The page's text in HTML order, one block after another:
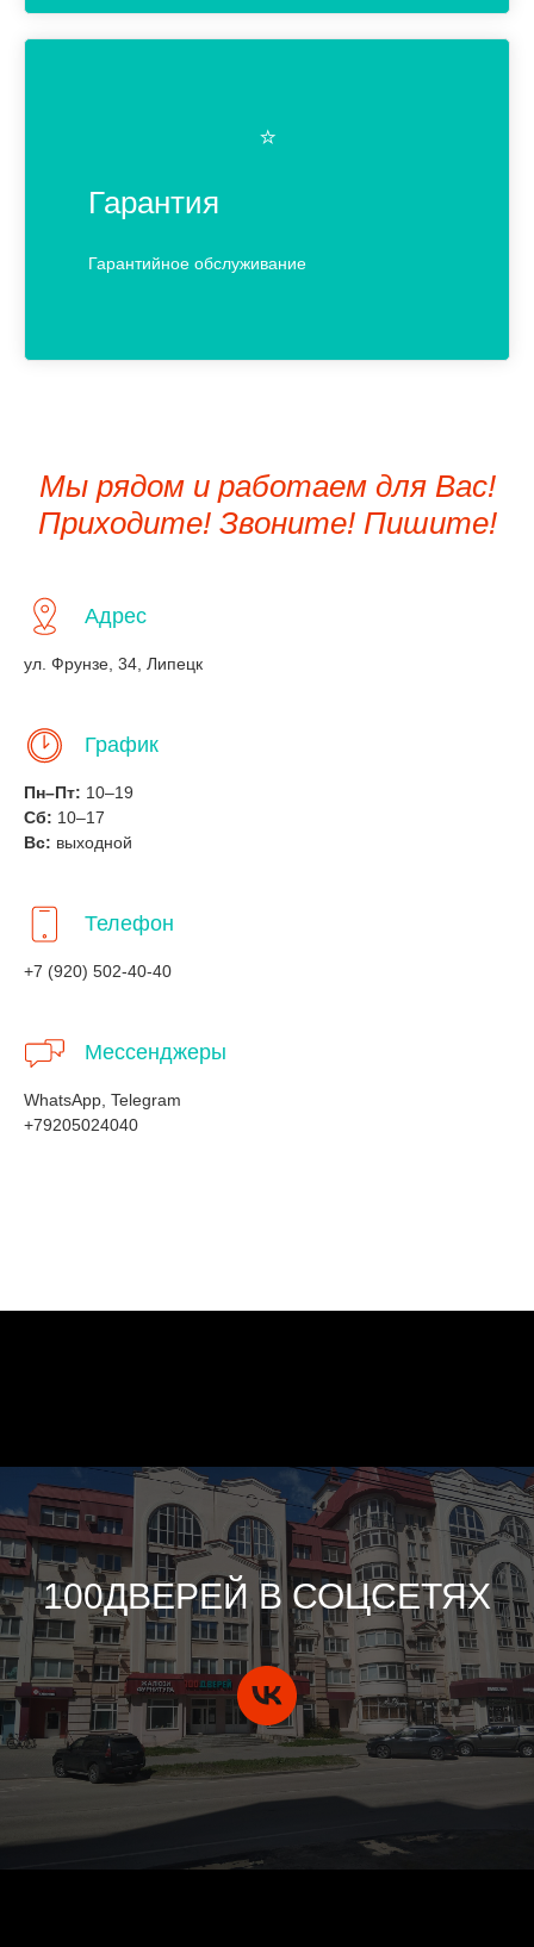
⭐️
Гарантия
Гарантийное обслуживание
Мы рядом и работаем для Вас!
Приходите! Звоните! Пишите!
Адрес
ул. Фрунзе, 34, Липецк
График
Пн–Пт: 10–19
Сб: 10–17
Вс: выходной
Телефон
+7 (920) 502-40-40
Мессенджеры
WhatsApp, Telegram
+79205024040
100ДВЕРЕЙ В СОЦСЕТЯХ